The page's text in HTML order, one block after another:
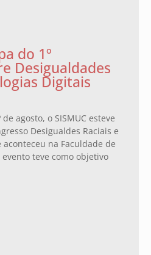
do 1º
Desigualdades
Digitais
agosto, o SISMUC esteve
Desigualdes Raciais e
na Faculdade de
evento teve como objetivo